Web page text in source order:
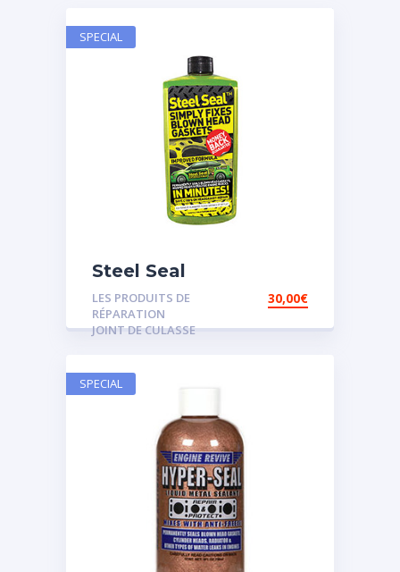
Steel Seal
LES PRODUITS DE
RÉPARATION
JOINT DE CULASSE
30,00€
SPECIAL
SPECIAL